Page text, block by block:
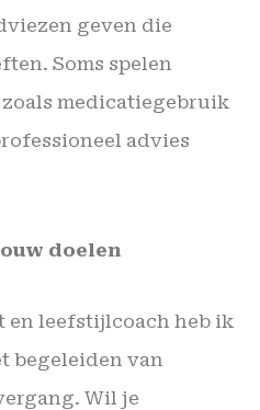
geven die
Soms spelen
medicatiegebruik
advies
doelen
en leefstijlcoach heb ik
begeleiden van
Wil je